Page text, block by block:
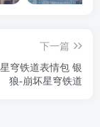
下一篇
穹铁道表情包 银
狼-崩坏星穹铁道